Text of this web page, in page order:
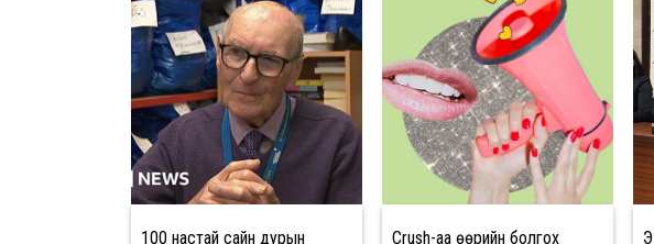
100 настай сайн дурын Crush-аа өөрийн болгох